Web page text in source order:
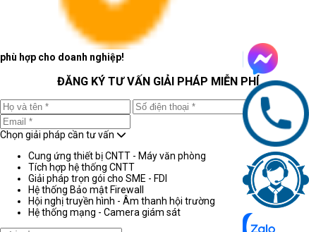
phù hợp cho doanh nghiệp!
ĐĂNG KÝ TƯ VẤN GIẢI PHÁP MIỄN PHÍ
Chọn giải pháp cần tư vấn
Cung ứng thiết bị CNTT - Máy văn phòng
Tích hợp hệ thống CNTT
Giải pháp trọn gói cho SME - FDI
Hệ thống Bảo mật Firewall
Hội nghị truyền hình - Âm thanh hội trường
Hệ thống mạng - Camera giám sát